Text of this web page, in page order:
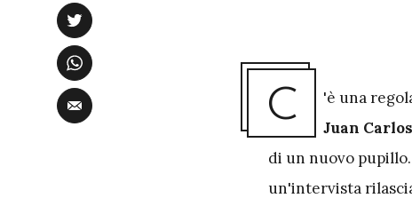
C
'è una
Juan
di un nuovo
un'intervista